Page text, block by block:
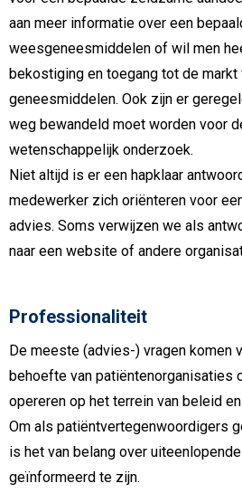
aan meer informatie over een
weesgeneesmiddelen of wil men
bekostiging en toegang tot de markt
geneesmiddelen. Ook zijn er
weg bewandeld moet worden voor
wetenschappelijk onderzoek.
Niet altijd is er een hapklaar
medewerker zich oriënteren voor
advies. Soms verwijzen we als
naar een website of andere
Professionaliteit
De meeste (advies-) vragen komen
behoefte van patiëntenorganisaties
opereren op het terrein van beleid
Om als patiëntvertegenwoordigers
is het van belang over
geïnformeerd te zijn.